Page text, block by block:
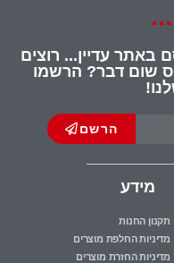
מידע
תקנון החנות
מדיניות החלפת מוצרים
מדיניות החזרת מוצרים
באתר עדיין... רוצים
שום דבר? הרשמו
הרשם